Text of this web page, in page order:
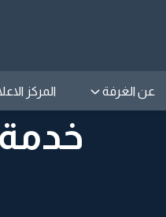
عن الغرفة المركز
خدمة